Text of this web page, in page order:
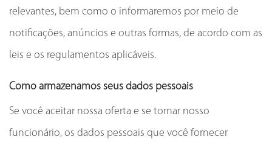
relevantes, bem como o informaremos por meio de
notificações, anúncios e outras formas, de acordo com as
leis e os regulamentos aplicáveis.
Como armazenamos seus dados pessoais
Se você aceitar nossa oferta e se tornar nosso
funcionário, os dados pessoais que você fornecer